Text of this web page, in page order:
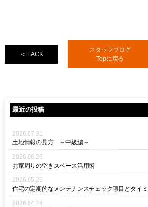
＜ BACK
スタッフブログ
Topに戻る
最近の投稿
2026.07.31
土地情報の見方 ～中級編～
2026.06.26
お家周りの空きスペース活用術
2026.05.29
住宅の定期的なメンテナンスチェック項目とタイ
2026.04.24